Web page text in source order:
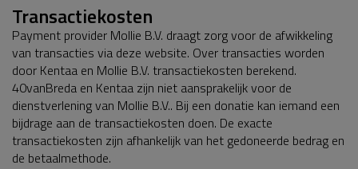
Transactiekosten
Payment provider Mollie B.V. draagt zorg voor de afwikkeling
van transacties via deze website. Over transacties worden
door Kentaa en Mollie B.V. transactiekosten berekend.
40vanBreda en Kentaa zijn niet aansprakelijk voor de
dienstverlening van Mollie B.V.. Bij een donatie kan iemand een
bijdrage aan de transactiekosten doen. De exacte
transactiekosten zijn afhankelijk van het gedoneerde bedrag en
de betaalmethode.